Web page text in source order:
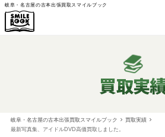
岐阜・名古屋の古本出張買取スマイルブック
買取実
岐阜・名古屋の古本出張買取スマイルブック
買取実績
最新写真集、アイドルDVD高価買取しました。